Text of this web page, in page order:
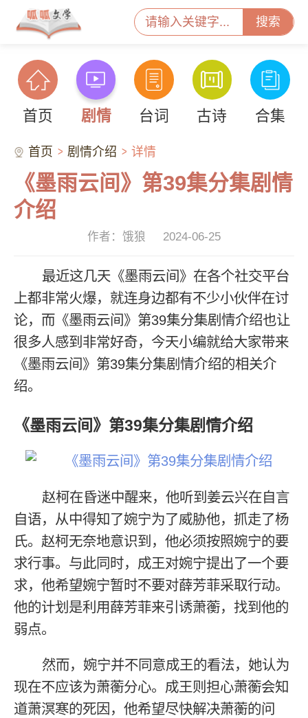
搜索
首页 剧情 台词 古诗 合集
首页 剧情介绍 详情
《墨雨云间》第39集分集剧情
介绍
作者：饿狼 2024-06-25
最近这几天《墨雨云间》在各个社交平台
上都非常火爆，就连身边都有不少小伙伴在讨
论，而《墨雨云间》第39集分集剧情介绍也让
很多人感到非常好奇，今天小编就给大家带来
《墨雨云间》第39集分集剧情介绍的相关介
绍。
《墨雨云间》第39集分集剧情介绍
赵柯在昏迷中醒来，他听到姜云兴在自言
自语，从中得知了婉宁为了威胁他，抓走了杨
氏。赵柯无奈地意识到，他必须按照婉宁的要
求行事。与此同时，成王对婉宁提出了一个要
求，他希望婉宁暂时不要对薛芳菲采取行动。
他的计划是利用薛芳菲来引诱萧蘅，找到他的
弱点。
然而，婉宁并不同意成王的看法，她认为
现在不应该为萧蘅分心。成王则担心萧蘅会知
道萧溟寒的死因，他希望尽快解决萧蘅的问